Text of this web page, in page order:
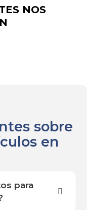
NOS
sobre
en
para